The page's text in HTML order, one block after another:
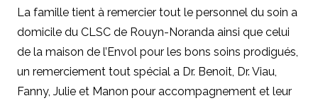
La famille tient à remercier tout le personnel du soin a
domicile du CLSC de Rouyn-Noranda ainsi que celui
de la maison de l’Envol pour les bons soins prodigués,
un remerciement tout spécial a Dr. Benoit, Dr. Viau,
Fanny, Julie et Manon pour accompagnement et leur